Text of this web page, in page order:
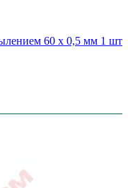
60 х 0,5 мм 1 шт